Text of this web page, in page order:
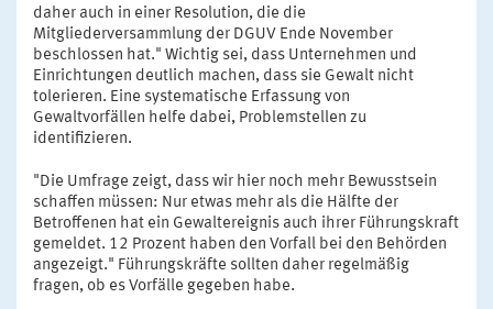
daher auch in einer Resolution, die die
Mitgliederversammlung der DGUV Ende November
beschlossen hat." Wichtig sei, dass Unternehmen und
Einrichtungen deutlich machen, dass sie Gewalt nicht
tolerieren. Eine systematische Erfassung von
Gewaltvorfällen helfe dabei, Problemstellen zu
identifizieren.
"Die Umfrage zeigt, dass wir hier noch mehr Bewusstsein
schaffen müssen: Nur etwas mehr als die Hälfte der
Betroffenen hat ein Gewaltereignis auch ihrer Führungskraft
gemeldet. 12 Prozent haben den Vorfall bei den Behörden
angezeigt." Führungskräfte sollten daher regelmäßig
fragen, ob es Vorfälle gegeben habe.